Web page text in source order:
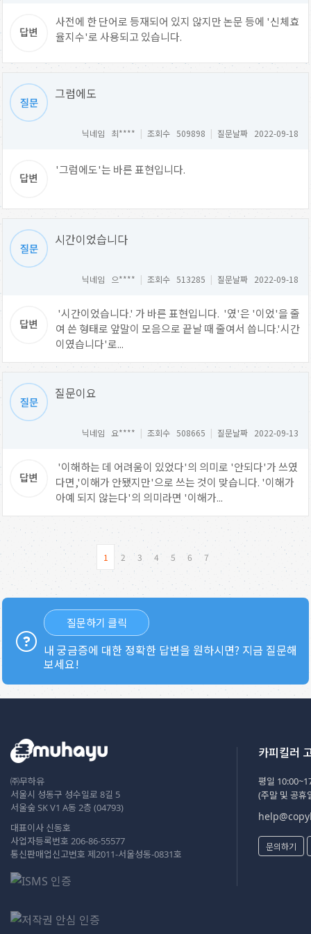
사전에 한 단어로 등재되어 있지 않지만 논문 등에 '신체효
율지수'로 사용되고 있습니다.
그럼에도
닉네임 최**** | 조회수 509898 | 질문날짜 2022-09-18
'그럼에도'는 바른 표현입니다.
시간이었습니다
닉네임 으**** | 조회수 513285 | 질문날짜 2022-09-18
'시간이었습니다.' 가 바른 표현입니다. '였'은 '이었'을 줄
여 쓴 형태로 앞말이 모음으로 끝날 때 줄여서 씁니다.'시간
이였습니다'로...
질문이요
닉네임 요**** | 조회수 508665 | 질문날짜 2022-09-13
'이해하는 데 어려움이 있었다'의 의미로 '안되다'가 쓰였
다면,'이해가 안됐지만'으로 쓰는 것이 맞습니다. '이해가
아예 되지 않는다'의 의미라면 '이해가...
1 2 3 4 5 6 7
질문하기 클릭
내 궁금증에 대한 정확한 답변을 원하시면? 지금 질문해
보세요!
㈜무하유
서울시 성동구 성수일로 8길 5
서울숲 SK V1 A동 2층 (04793)
대표이사 신동호
사업자등록번호 206-86-55577
통신판매업신고번호 제2011-서울성동-0831호
카피킬러
평일
(주말 및 공휴
문의하기